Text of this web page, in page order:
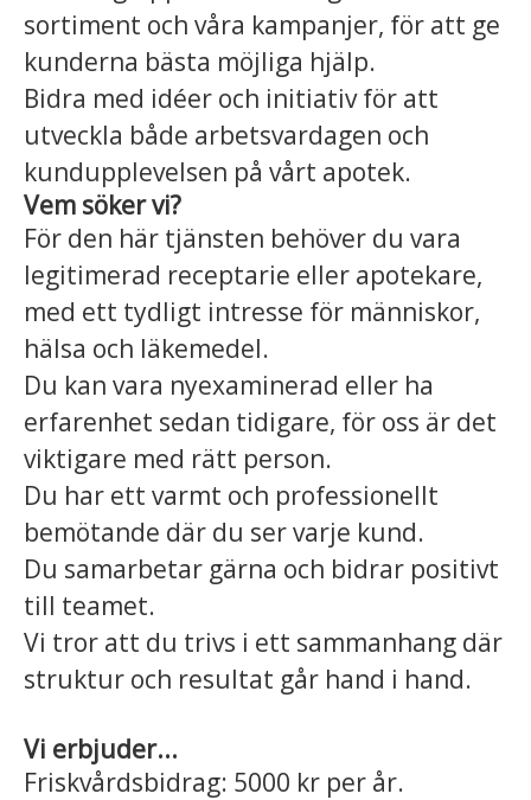
sortiment och våra kampanjer, för att ge
kunderna bästa möjliga hjälp.
Bidra med idéer och initiativ för att
utveckla både arbetsvardagen och
kundupplevelsen på vårt apotek.
Vem söker vi?
För den här tjänsten behöver du vara
legitimerad receptarie eller apotekare,
med ett tydligt intresse för människor,
hälsa och läkemedel.
Du kan vara nyexaminerad eller ha
erfarenhet sedan tidigare, för oss är det
viktigare med rätt person.
Du har ett varmt och professionellt
bemötande där du ser varje kund.
Du samarbetar gärna och bidrar positivt
till teamet.
Vi tror att du trivs i ett sammanhang där
struktur och resultat går hand i hand.
Vi erbjuder...
Friskvårdsbidrag: 5000 kr per år.